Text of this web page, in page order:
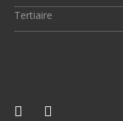
Tertiaire